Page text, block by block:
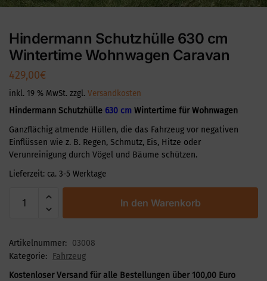
Hindermann Schutzhülle 630 cm
Wintertime Wohnwagen Caravan
429,00€
inkl. 19 % MwSt. zzgl. Versandkosten
Hindermann Schutzhülle 630 cm Wintertime für Wohnwagen
Ganzflächig atmende Hüllen, die das Fahrzeug vor negativen
Einflüssen wie z. B. Regen, Schmutz, Eis, Hitze oder
Verunreinigung durch Vögel und Bäume schützen.
Lieferzeit: ca. 3-5 Werktage
In den Warenkorb
Artikelnummer: 03008
Kategorie: Fahrzeug
Kostenloser Versand für alle Bestellungen über 100,00 Euro